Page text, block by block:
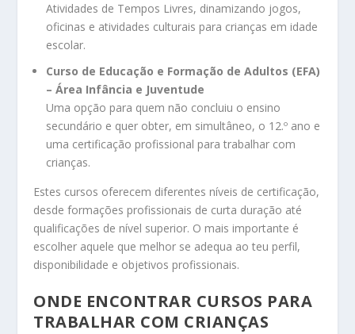
Atividades de Tempos Livres, dinamizando jogos,
oficinas e atividades culturais para crianças em idade
escolar.
Curso de Educação e Formação de Adultos (EFA)
– Área Infância e Juventude
Uma opção para quem não concluiu o ensino
secundário e quer obter, em simultâneo, o 12.º ano e
uma certificação profissional para trabalhar com
crianças.
Estes cursos oferecem diferentes níveis de certificação,
desde formações profissionais de curta duração até
qualificações de nível superior. O mais importante é
escolher aquele que melhor se adequa ao teu perfil,
disponibilidade e objetivos profissionais.
ONDE ENCONTRAR CURSOS PARA
TRABALHAR COM CRIANÇAS